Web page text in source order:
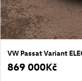
869 000Kč